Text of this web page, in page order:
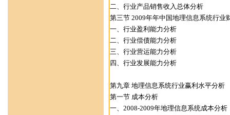
二、行业产品销售收入总体分析
第三节 2009年年中国地理信息系统行业
一、行业盈利能力分析
二、行业偿债能力分析
三、行业营运能力分析
四、行业发展能力分析
第九章 地理信息系统行业赢利水平分析
第一节 成本分析
一、2008-2009年地理信息系统成本分析